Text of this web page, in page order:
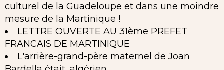
culturel de la Guadeloupe et dans une moindre
mesure de la Martinique !
LETTRE OUVERTE AU 31ème PREFET
FRANCAIS DE MARTINIQUE
L'arrière-grand-père maternel de Joan